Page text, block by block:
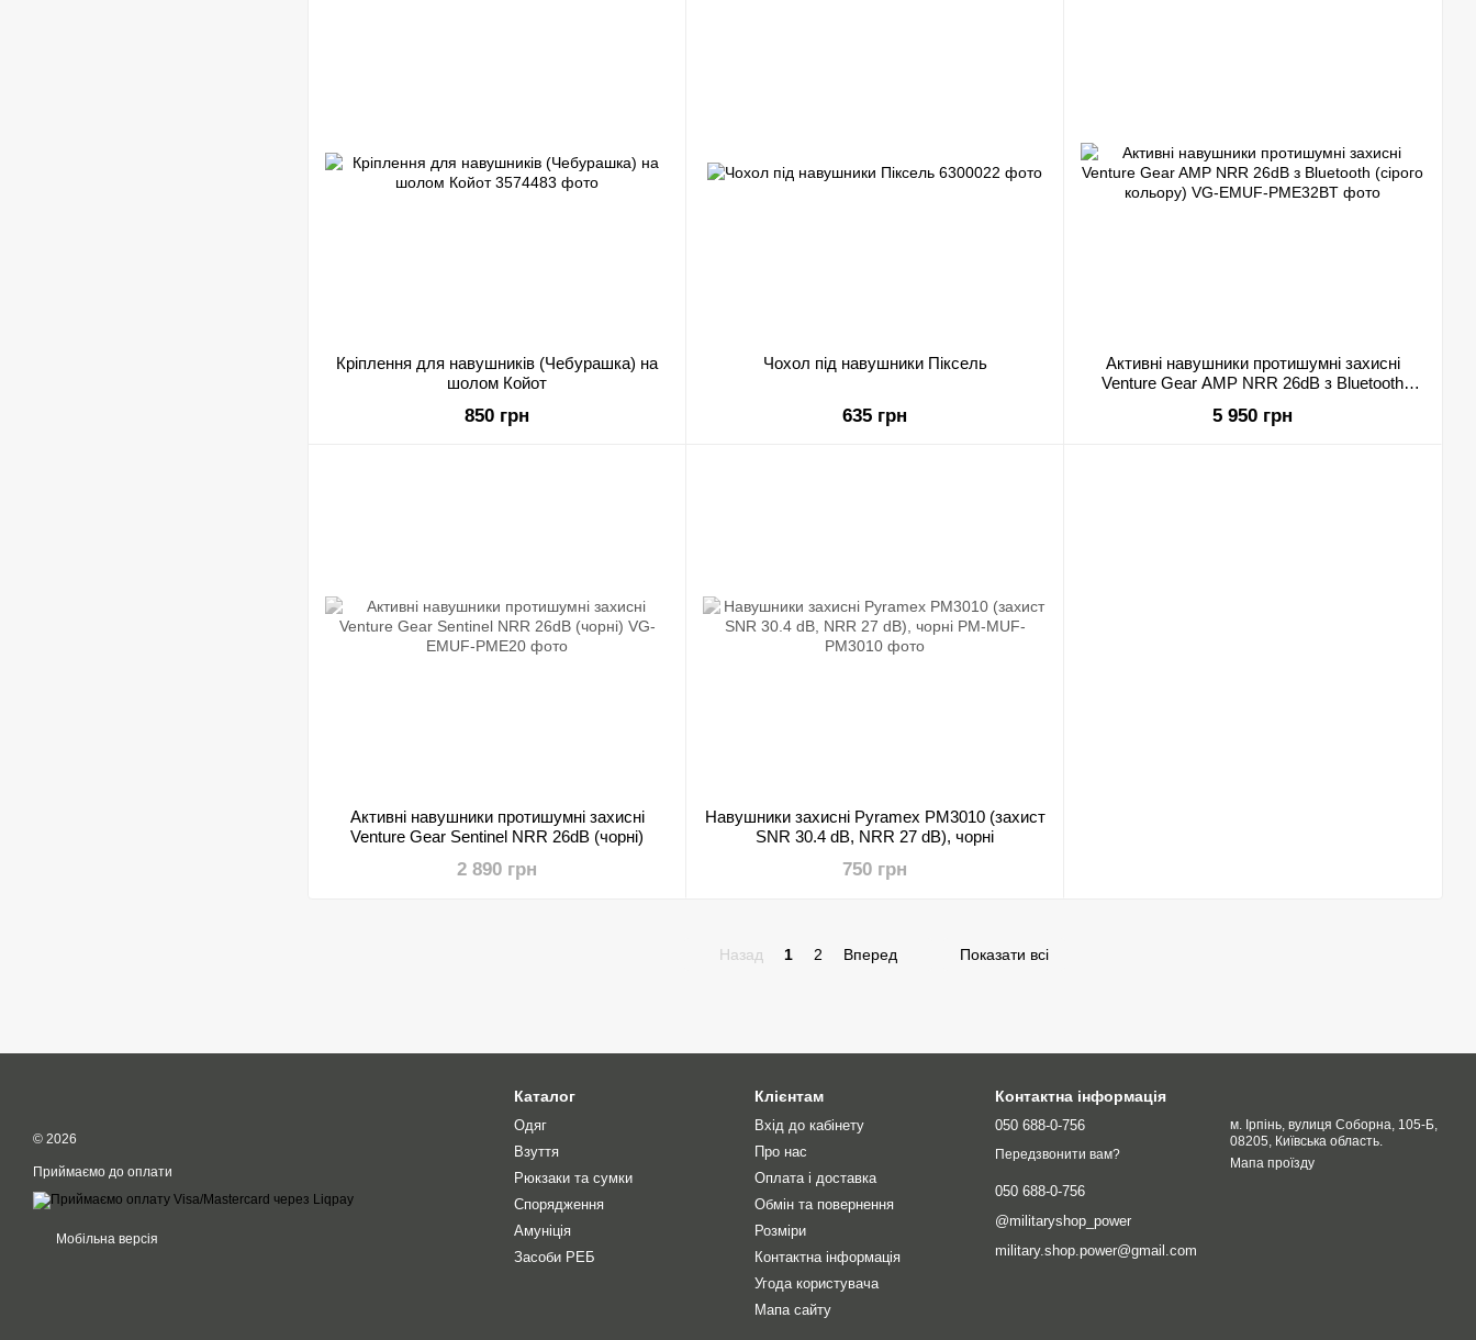
Кріплення для навушників (Чебурашка) на
шолом Койот
850 грн
Чохол під навушники Піксель
635 грн
Активні навушники протишумні захисні
Venture Gear AMP NRR 26dB з Bluetooth
5 950 грн
Активні навушники протишумні захисні
Venture Gear Sentinel NRR 26dB (чорні)
2 890 грн
Навушники захисні Pyramex PM3010 (захист
SNR 30.4 dB, NRR 27 dB), чорні
750 грн
Назад 1 2 Вперед Показати всі
© 2026
Приймаємо до оплати
Мобільна версія
Каталог
Одяг
Взуття
Рюкзаки та сумки
Спорядження
Амуніція
Засоби РЕБ
Клієнтам
Вхід до кабінету
Про нас
Оплата і доставка
Обмін та повернення
Розміри
Контактна інформація
Угода користувача
Мапа сайту
Контактна інформація
050 688-0-756
Передзвонити вам?
050 688-0-756
@militaryshop_power
military.shop.power@gmail.com
м. Ірпінь, вулиця Соборна, 105-Б,
08205, Київська область.
Мапа проїзду